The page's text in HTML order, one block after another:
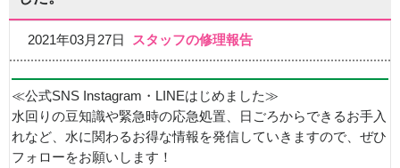
2021年03月27日 スタッフの修理報告
≪公式SNS Instagram・LINEはじめました≫
水回りの豆知識や緊急時の応急処置、日ごろからできるお手入
れなど、水に関わるお得な情報を発信していきますので、ぜひ
フォローをお願いします！